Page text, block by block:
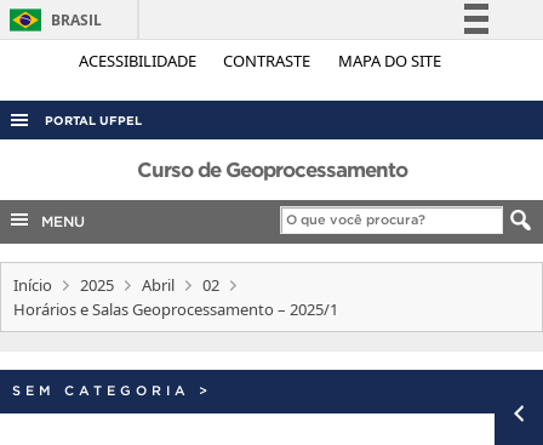
ACESSIBILIDADE CONTRASTE MAPA DO SITE
BRASIL
Simplifique!
Acesso à informação
Legislação
Canais
PORTAL UFPEL
ACESSO À INFORMAÇÃO
AUDITORIA
COBALTO
CONCURSOS
INTERNACIONAL
Curso de Geoprocessamento
MENU
Início 2025 Abril
02
Horários e Salas Geoprocessamento – 2025/1
SEM CATEGORIA >